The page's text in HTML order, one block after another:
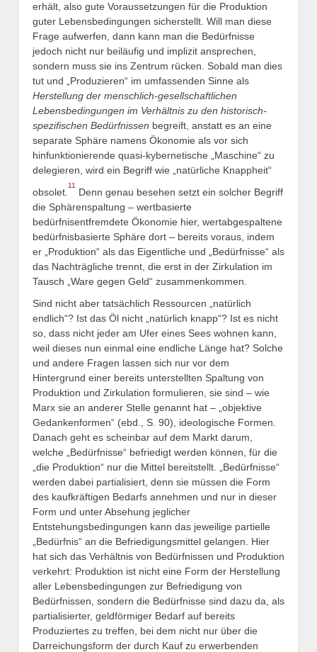
erhält, also gute Voraussetzungen für die Produktion
guter Lebensbedingungen sicherstellt. Will man diese
Frage aufwerfen, dann kann man die Bedürfnisse
jedoch nicht nur beiläufig und implizit ansprechen,
sondern muss sie ins Zentrum rücken. Sobald man dies
tut und „Produzieren“ im umfassenden Sinne als
Herstellung der menschlich-gesellschaftlichen
Lebensbedingungen im Verhältnis zu den historisch-
spezifischen Bedürfnissen begreift, anstatt es an eine
separate Sphäre namens Ökonomie als vor sich
hinfunktionierende quasi-kybernetische „Maschine“ zu
delegieren, wird ein Begriff wie „natürliche Knappheit“
obsolet.
11
Denn genau besehen setzt ein solcher Begriff
die Sphärenspaltung – wertbasierte
bedürfnisentfremdete Ökonomie hier, wertabgespaltene
bedürfnisbasierte Sphäre dort – bereits voraus, indem
er „Produktion“ als das Eigentliche und „Bedürfnisse“ als
das Nachträgliche trennt, die erst in der Zirkulation im
Tausch „Ware gegen Geld“ zusammenkommen.
Sind nicht aber tatsächlich Ressourcen „natürlich
endlich“? Ist das Öl nicht „natürlich knapp“? Ist es nicht
so, dass nicht jeder am Ufer eines Sees wohnen kann,
weil dieses nun einmal eine endliche Länge hat? Solche
und andere Fragen lassen sich nur vor dem
Hintergrund einer bereits unterstellten Spaltung von
Produktion und Zirkulation formulieren, sie sind – wie
Marx sie an anderer Stelle genannt hat – „objektive
Gedankenformen“ (ebd., S. 90), ideologische Formen.
Danach geht es scheinbar auf dem Markt darum,
welche „Bedürfnisse“ befriedigt werden können, für die
„die Produktion“ nur die Mittel bereitstellt. „Bedürfnisse“
werden dabei partialisiert, denn sie müssen die Form
des kaufkräftigen Bedarfs annehmen und nur in dieser
Form und unter Absehung jeglicher
Entstehungsbedingungen kann das jeweilige partielle
„Bedürfnis“ an die Befriedigungsmittel gelangen. Hier
hat sich das Verhältnis von Bedürfnissen und Produktion
verkehrt: Produktion ist nicht eine Form der Herstellung
aller Lebensbedingungen zur Befriedigung von
Bedürfnissen, sondern die Bedürfnisse sind dazu da, als
partialisierter, geldförmiger Bedarf auf bereits
Produziertes zu treffen, bei dem nicht nur über die
Darreichungsform der durch Kauf zu erwerbenden